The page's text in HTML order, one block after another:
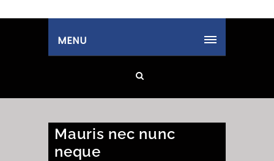
MENU
Mauris nec nunc
neque